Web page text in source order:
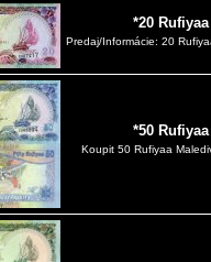
*20
Predaj/Informácie: 20
*50
Koupit 50 Rufiyaa